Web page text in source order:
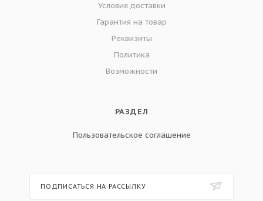
Условия доставки
Гарантия на товар
Реквизиты
Политика
Возможности
РАЗДЕЛ
Пользовательское соглашение
ПОДПИСАТЬСЯ НА РАССЫЛКУ